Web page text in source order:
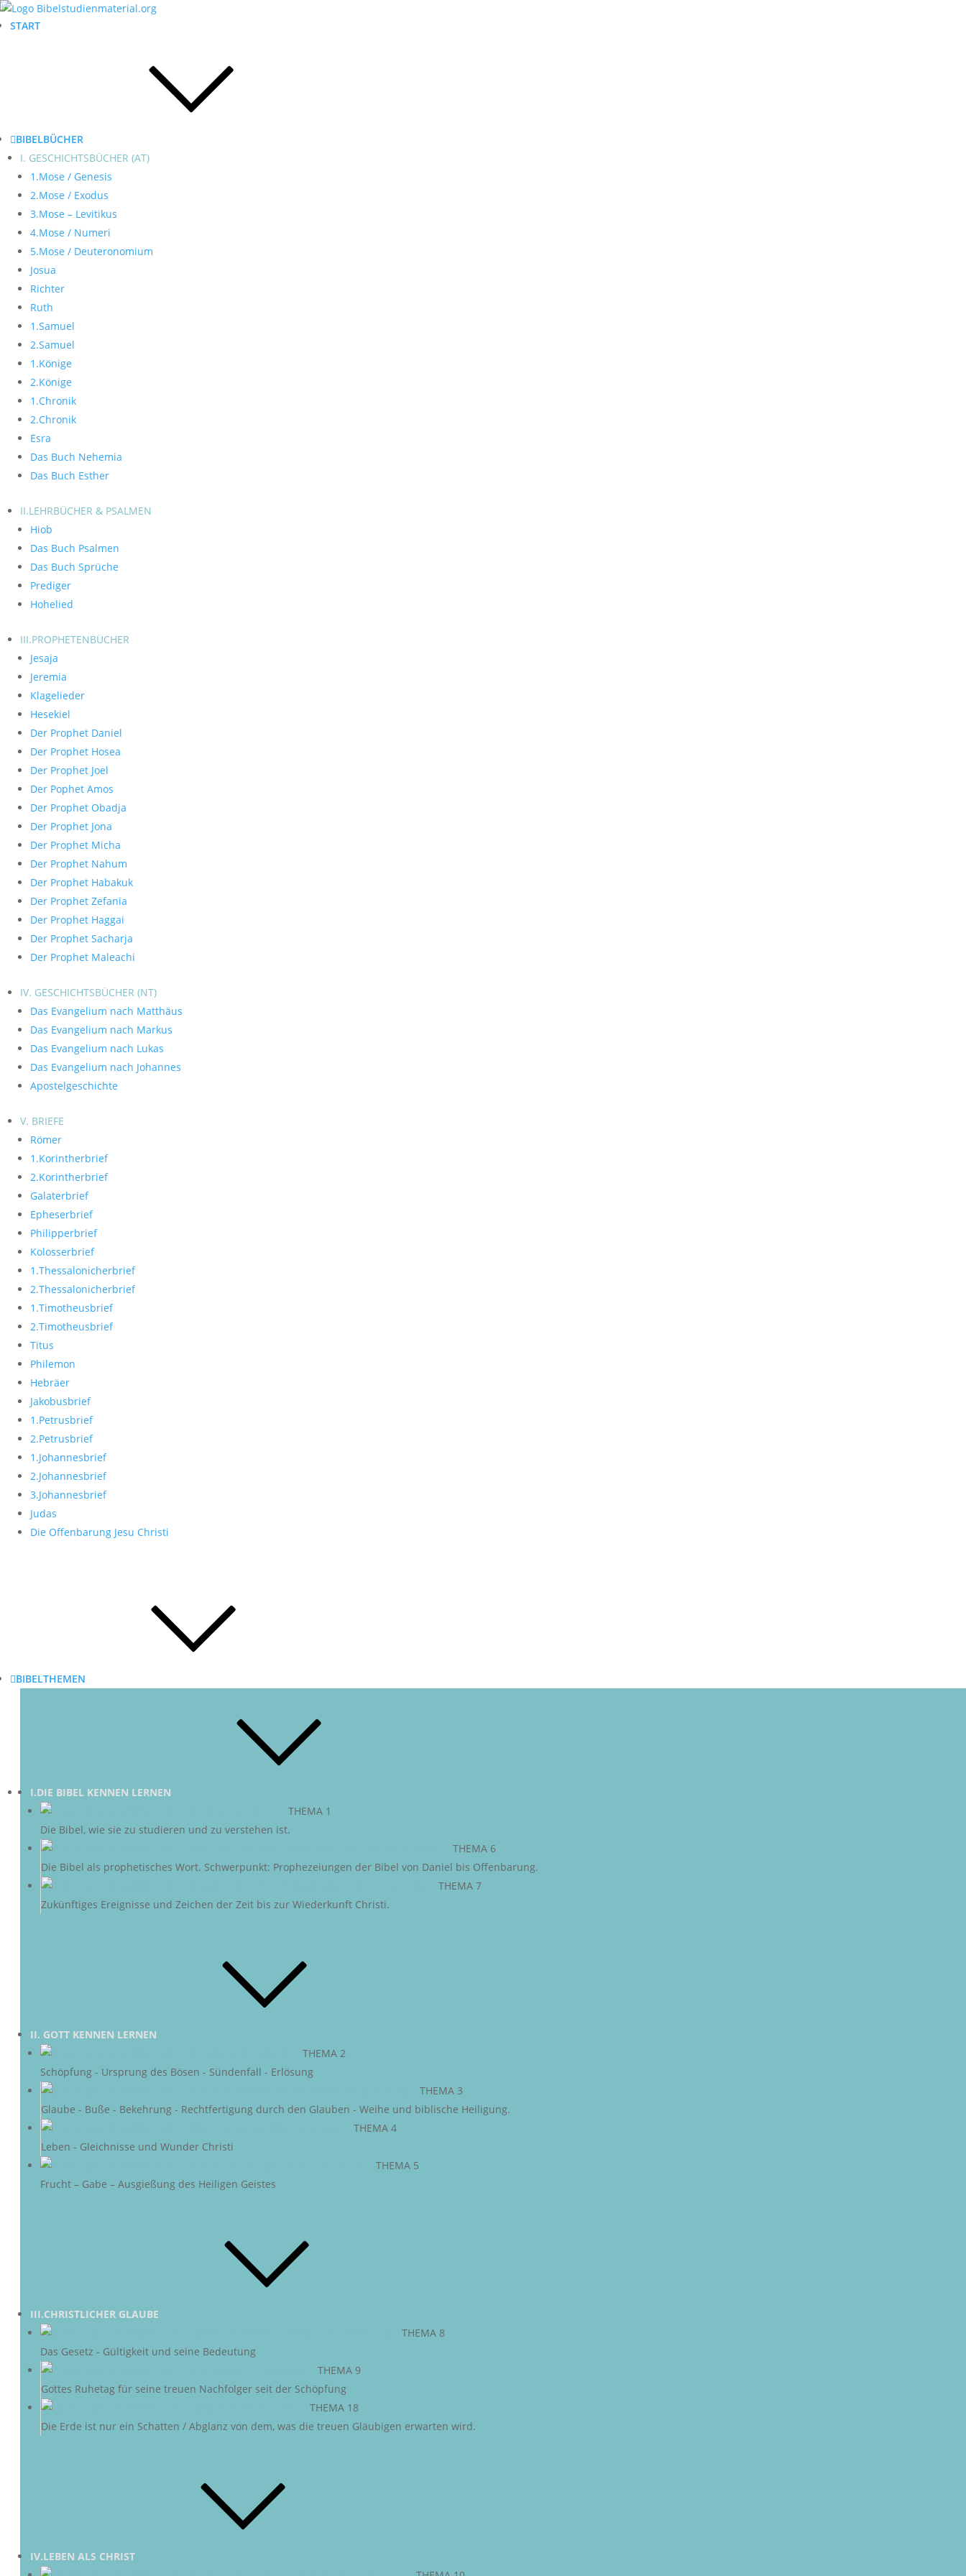
START
BIBELBÜCHER
I. GESCHICHTSBÜCHER (AT)
1.Mose / Genesis
2.Mose / Exodus
3.Mose – Levitikus
4.Mose / Numeri
5.Mose / Deuteronomium
Josua
Richter
Ruth
1.Samuel
2.Samuel
1.Könige
2.Könige
1.Chronik
2.Chronik
Esra
Das Buch Nehemia
Das Buch Esther
II.LEHRBÜCHER & PSALMEN
Hiob
Das Buch Psalmen
Das Buch Sprüche
Prediger
Hohelied
III.PROPHETENBÜCHER
Jesaja
Jeremia
Klagelieder
Hesekiel
Der Prophet Daniel
Der Prophet Hosea
Der Prophet Joel
Der Pophet Amos
Der Prophet Obadja
Der Prophet Jona
Der Prophet Micha
Der Prophet Nahum
Der Prophet Habakuk
Der Prophet Zefania
Der Prophet Haggai
Der Prophet Sacharja
Der Prophet Maleachi
IV. GESCHICHTSBÜCHER (NT)
Das Evangelium nach Matthäus
Das Evangelium nach Markus
Das Evangelium nach Lukas
Das Evangelium nach Johannes
Apostelgeschichte
V. BRIEFE
Römer
1.Korintherbrief
2.Korintherbrief
Galaterbrief
Epheserbrief
Philipperbrief
Kolosserbrief
1.Thessalonicherbrief
2.Thessalonicherbrief
1.Timotheusbrief
2.Timotheusbrief
Titus
Philemon
Hebräer
Jakobusbrief
1.Petrusbrief
2.Petrusbrief
1.Johannesbrief
2.Johannesbrief
3.Johannesbrief
Judas
Die Offenbarung Jesu Christi
BIBELTHEMEN
I.DIE BIBEL KENNEN LERNEN
THEMA 1
Die Bibel, wie sie zu studieren und zu verstehen ist.
THEMA 6
Die Bibel als prophetisches Wort. Schwerpunkt: Prophezeiungen der Bibel von Daniel bis Offenbarung.
THEMA 7
Zukünftiges Ereignisse und Zeichen der Zeit bis zur Wiederkunft Christi.
II. GOTT KENNEN LERNEN
THEMA 2
Schöpfung - Ursprung des Bösen - Sündenfall - Erlösung
THEMA 3
Glaube - Buße - Bekehrung - Rechtfertigung durch den Glauben - Weihe und biblische Heiligung.
THEMA 4
Leben - Gleichnisse und Wunder Christi
THEMA 5
Frucht – Gabe – Ausgießung des Heiligen Geistes
III.CHRISTLICHER GLAUBE
THEMA 8
Das Gesetz - Gültigkeit und seine Bedeutung
THEMA 9
Gottes Ruhetag für seine treuen Nachfolger seit der Schöpfung
THEMA 18
Die Erde ist nur ein Schatten / Abglanz von dem, was die treuen Gläubigen erwarten wird.
IV.LEBEN ALS CHRIST